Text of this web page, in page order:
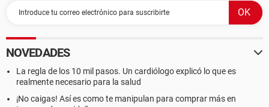
NOVEDADES
La regla de los 10 mil pasos. Un cardiólogo explicó lo que es
realmente necesario para la salud
¡No caigas! Así es como te manipulan para comprar más en